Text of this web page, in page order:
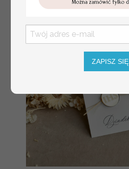
weselnych
ZAPISZ SIĘ